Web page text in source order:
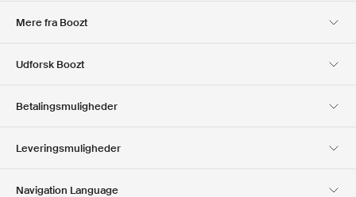
Mere fra Boozt
Club Boozt
Udforsk Boozt
Presse & udmærkelser
Betalingsmuligheder
Leveringsmuligheder
Navigation Language